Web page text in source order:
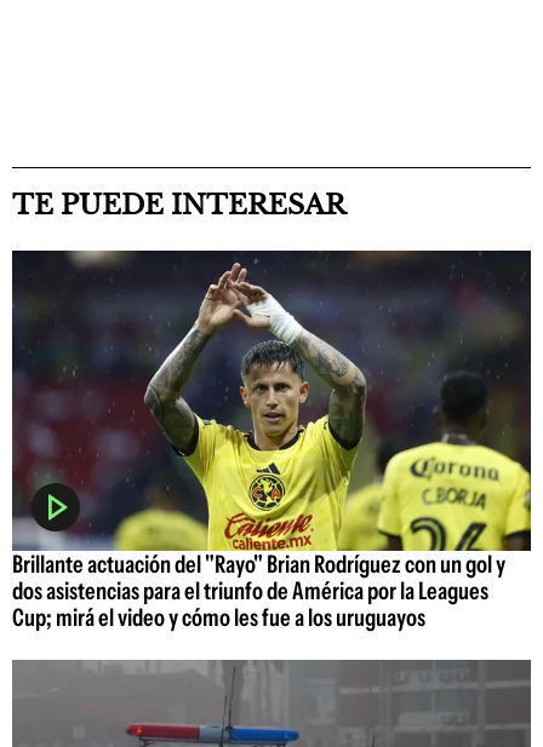
TE PUEDE INTERESAR
Brillante actuación del "Rayo" Brian Rodríguez con un gol y
dos asistencias para el triunfo de América por la Leagues
Cup; mirá el video y cómo les fue a los uruguayos